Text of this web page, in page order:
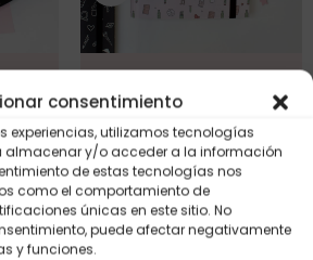
consentimiento
experiencias, utilizamos tecnologías
almacenar y/o acceder a la información
de estas tecnologías nos
como el comportamiento de
únicas en este sitio. No
puede afectar negativamente
y funciones.
(rosa)
13,95€9,75€
¡Oferta! ¡Oferta!